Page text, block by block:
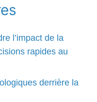
l’impact de la
rapides au
derrière la